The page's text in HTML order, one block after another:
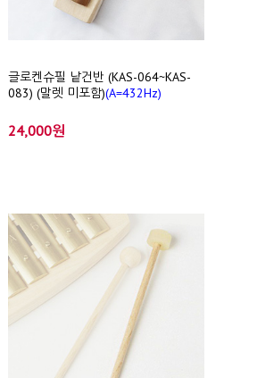
글로켄슈필 낱건반 (KAS-064~KAS-
083) (말렛 미포함)(A=432Hz)
24,000원